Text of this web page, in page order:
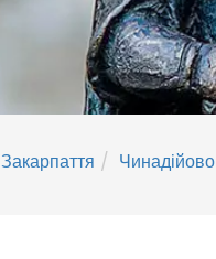
Закарпаття Чинадійово